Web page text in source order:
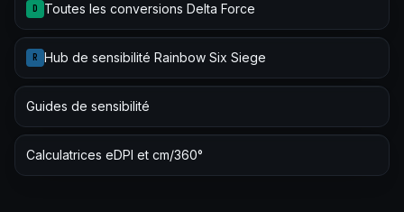
D Toutes les conversions Delta Force
R Hub de sensibilité Rainbow Six Siege
Guides de sensibilité
Calculatrices eDPI et cm/360°